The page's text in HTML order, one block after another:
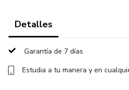
Detalles
Garantía de 7 días
Estudia a tu manera y en